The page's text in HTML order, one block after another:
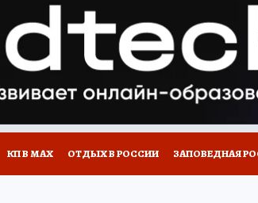
КОНКУРСЫ
КП В МАХ ОТДЫХ В РОССИИ ЗАПОВЕДНАЯ